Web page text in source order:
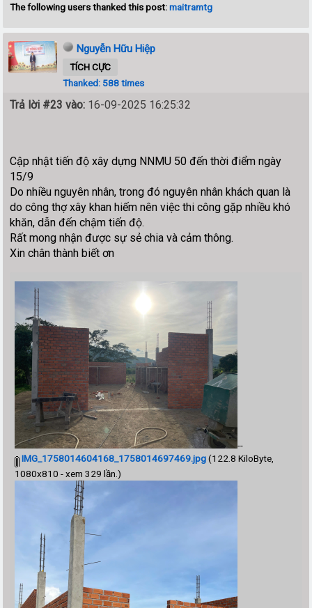
The following users thanked this post:maitramtg
Nguyễn Hữu Hiệp
TÍCH CỰC
Thanked: 588 times
Trả lời #23 vào: 16-09-2025 16:25:32
Cập nhật tiến độ xây dựng NNMU 50 đến thời điểm ngày
15/9
Do nhiều nguyên nhân, trong đó nguyên nhân khách quan là
do công thợ xây khan hiếm nên việc thi công gặp nhiều khó
khăn, dẫn đến chậm tiến độ.
Rất mong nhận được sự sẻ chia và cảm thông.
Xin chân thành biết ơn
--
IMG_1758014604168_1758014697469.jpg(122.8 KiloByte,
1080x810 - xem 329 lần.)